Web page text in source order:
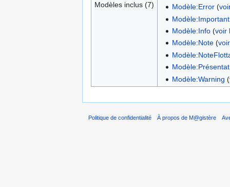
Modèles inclus (7) Modèle:Error(
Modèle:Important
Modèle:Info(voir
Modèle:Note(
Modèle:Warning (
Politique de confidentialité À propos de M@gistère